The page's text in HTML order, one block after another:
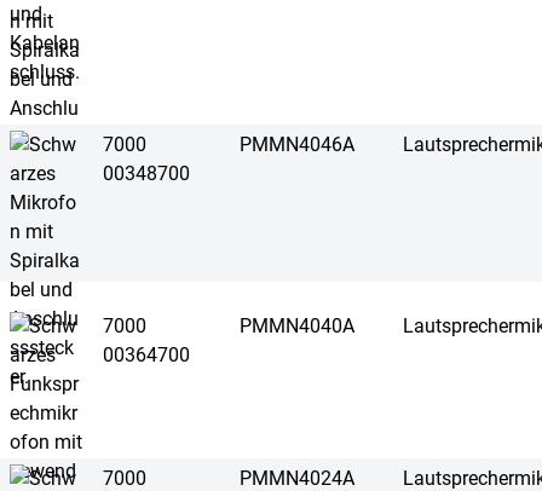
7000
00348700
PMMN4046A
7000
00364700
PMMN4040A
7000
PMMN4024A